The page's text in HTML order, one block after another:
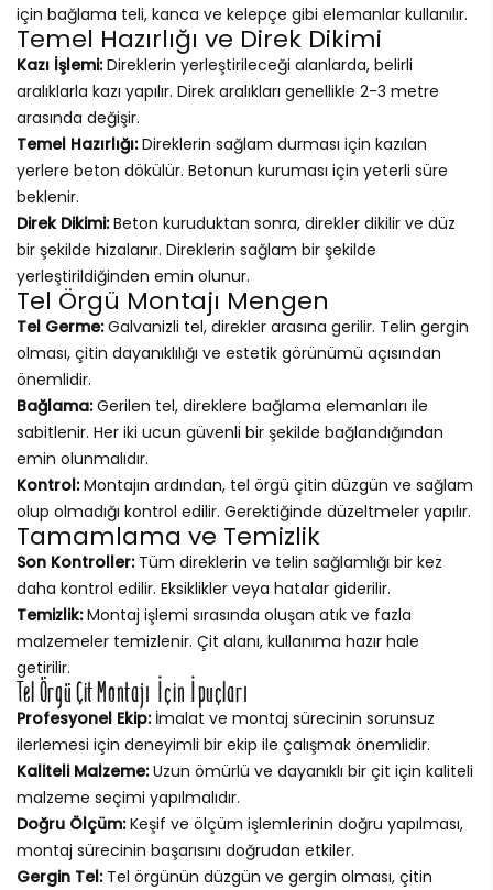
için bağlama teli, kanca ve kelepçe gibi elemanlar kullanılır.
Temel Hazırlığı ve Direk Dikimi
Kazı İşlemi:Direklerin yerleştirileceği alanlarda, belirli
aralıklarla kazı yapılır. Direk aralıkları genellikle 2-3 metre
arasında değişir.
Temel Hazırlığı:Direklerin sağlam durması için kazılan
yerlere beton dökülür. Betonun kuruması için yeterli süre
beklenir.
Direk Dikimi:Beton kuruduktan sonra, direkler dikilir ve düz
bir şekilde hizalanır. Direklerin sağlam bir şekilde
yerleştirildiğinden emin olunur.
Tel Örgü Montajı Mengen
Tel Germe:Galvanizli tel, direkler arasına gerilir. Telin gergin
olması, çitin dayanıklılığı ve estetik görünümü açısından
önemlidir.
Bağlama:Gerilen tel, direklere bağlama elemanları ile
sabitlenir. Her iki ucun güvenli bir şekilde bağlandığından
emin olunmalıdır.
Kontrol:Montajın ardından, tel örgü çitin düzgün ve sağlam
olup olmadığı kontrol edilir. Gerektiğinde düzeltmeler yapılır.
Tamamlama ve Temizlik
Son Kontroller:Tüm direklerin ve telin sağlamlığı bir kez
daha kontrol edilir. Eksiklikler veya hatalar giderilir.
Temizlik:Montaj işlemi sırasında oluşan atık ve fazla
malzemeler temizlenir. Çit alanı, kullanıma hazır hale
getirilir.
Tel Örgü Çit Montajı İçin İpuçları
Profesyonel Ekip:İmalat ve montaj sürecinin sorunsuz
ilerlemesi için deneyimli bir ekip ile çalışmak önemlidir.
Kaliteli Malzeme:Uzun ömürlü ve dayanıklı bir çit için kaliteli
malzeme seçimi yapılmalıdır.
Doğru Ölçüm:Keşif ve ölçüm işlemlerinin doğru yapılması,
montaj sürecinin başarısını doğrudan etkiler.
Gergin Tel:Tel örgünün düzgün ve gergin olması, çitin